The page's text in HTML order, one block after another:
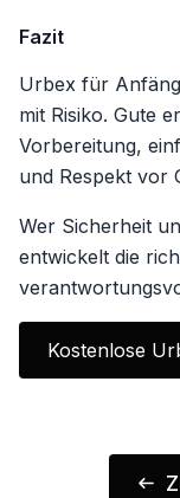
Fazit
Urbex für
mit Risiko. Gute
Vorbereitung,
und Respekt vor
Wer Sicherheit
entwickelt die
Kostenlose